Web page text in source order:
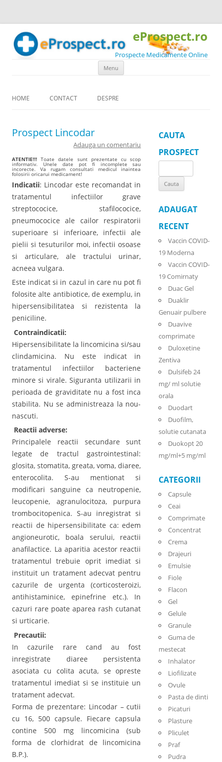
eProspect.ro
Prospecte Medicamente Online
Menu
HOME CONTACT DESPRE
Prospect Lincodar
Adauga un comentariu
ATENTIE!!! Toate datele sunt prezentate cu scop
informativ. Unele date pot fi incomplete sau
incorecte. Va rugam consultati medicul inaintea
folosirii oricarui medicament!
Indicatii: Lincodar este recomandat in
tratamentul infectiilor grave
streptococice, stafilococice,
pneumococice ale cailor respiratorii
superioare si inferioare, infectii ale
pielii si tesuturilor moi, infectii osoase
si articulare, ale tractului urinar,
acneea vulgara.
Este indicat si in cazul in care nu pot fi
folosite alte antibiotice, de exemplu, in
hipersensibilitatea si rezistenta la
peniciline.
Contraindicatii:
Hipersensibilitate la lincomicina si/sau
clindamicina. Nu este indicat in
tratamentul infectiilor bacteriene
minore si virale. Siguranta utilizarii in
perioada de graviditate nu a fost inca
stabilita. Nu se administreaza la nou-
nascuti.
Reactii adverse:
Principalele reactii secundare sunt
legate de tractul gastrointestinal:
glosita, stomatita, greata, voma, diaree,
enterocolita. S-au mentionat si
modificari sanguine ca neutropenie,
leucopenie, agranulocitoza, purpura
trombocitopenica. S-au inregistrat si
reactii de hipersensibilitate ca: edem
angioneurotic, boala serului, reactii
anafilactice. La aparitia acestor reactii
tratamentul trebuie oprit imediat si
instituit un tratament adecvat pentru
cazurile de urgenta (corticosteroizi,
antihistaminice, epinefrine etc.). In
cazuri rare poate aparea rash cutanat
si urticarie.
Precautii:
In cazurile rare cand au fost
inregistrate diaree persistenta
asociata cu colita acuta, se opreste
tratamentul imediat si se instituie un
tratament adecvat.
Forma de prezentare: Lincodar – cutii
cu 16, 500 capsule. Fiecare capsula
contine 500 mg lincomicina (sub
forma de clorhidrat de lincomicina
B.P.).
CAUTA
PROSPECT
for:
ADAUGAT
RECENT
Vaccin COVID-
19 Moderna
Vaccin COVID-
19 Comirnaty
Duac Gel
Duaklir
Genuair pulbere
Duavive
comprimate
Duloxetine
Zentiva
Dulsifeb 24
mg/ ml solutie
orala
Duodart
Duofilm,
solutie cutanata
Duokopt 20
mg/ml+5 mg/ml
CATEGORII
Capsule
Ceai
Comprimate
Concentrat
Crema
Drajeuri
Emulsie
Fiole
Flacon
Gel
Gelule
Granule
Guma de
mestecat
Inhalator
Liofilizate
Ovule
Pasta de dinti
Picaturi
Plasture
Pliculet
Praf
Pudra